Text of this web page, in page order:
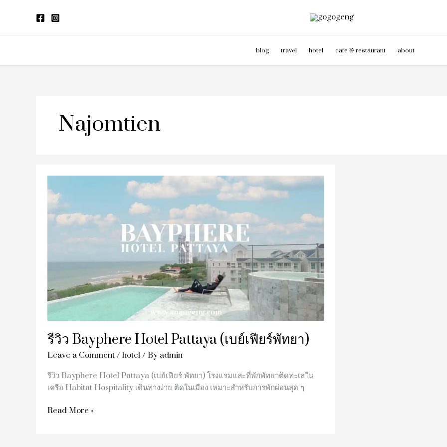
blog travel hotel cafe & restaurant about
Najomtien
รีวิว Bayphere Hotel Pattaya (เบย์เฟียร์พัทยา)
Leave a Comment / hotel/ By admin
รีวิว Bayphere Hotel Pattaya (เบย์เฟียร์ พัทยา) โรงแรมและที่พักพัทยาติดทะเลใน
เครือ Habitat Hospitality เดินทางง่าย ติดในเมือง เหมาะสำหรับการพักผ่อนสุด ๆ
Bayphere
Hotel
Pattaya
Read More »